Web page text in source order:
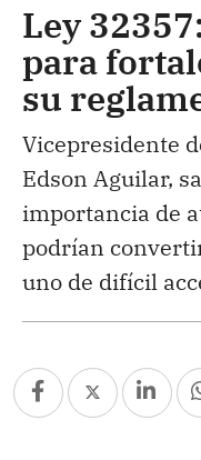
Ley
para
su
Vicepresidente
Edson Aguilar,
importancia de
podrían
uno de difícil